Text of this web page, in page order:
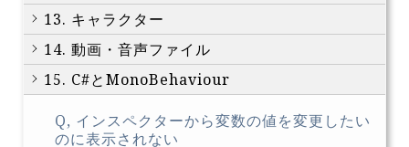
13. キャラクター
14. 動画・音声ファイル
15. C#とMonoBehaviour
Q, インスペクターから変数の値を変更したい
のに表示されない